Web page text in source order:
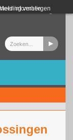
Meer informatie
verbergen
Login